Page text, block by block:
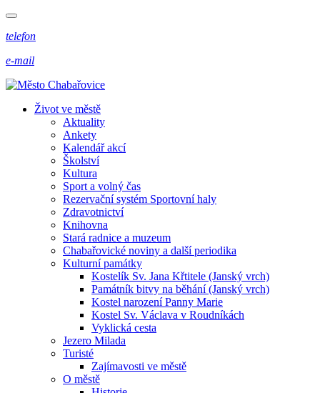
telefon
e-mail
Život ve městě
Aktuality
Ankety
Kalendář akcí
Školství
Kultura
Sport a volný čas
Rezervační systém Sportovní haly
Zdravotnictví
Knihovna
Stará radnice a muzeum
Chabařovické noviny a další periodika
Kulturní památky
Kostelík Sv. Jana Křtitele (Janský vrch)
Památník bitvy na běhání (Janský vrch)
Kostel narození Panny Marie
Kostel Sv. Václava v Roudníkách
Vyklická cesta
Jezero Milada
Turisté
Zajímavosti ve městě
O městě